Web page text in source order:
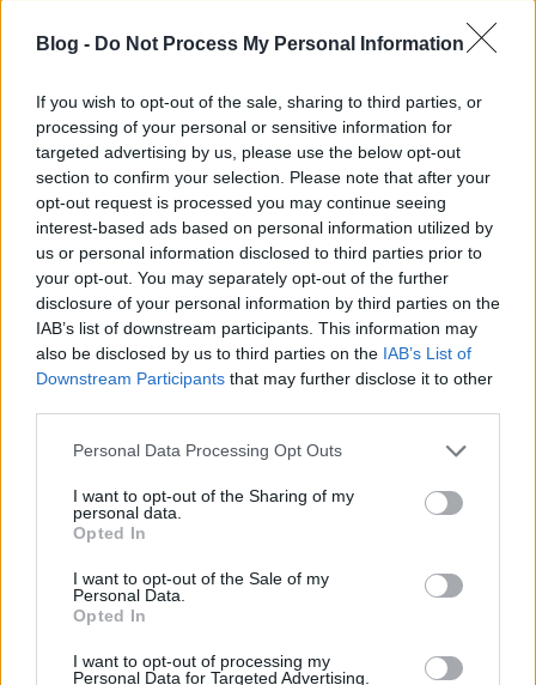
Blog - Do Not Process My Personal Information
If you wish to opt-out of the sale, sharing to third parties, or
processing of your personal or sensitive information for
targeted advertising by us, please use the below opt-out
section to confirm your selection. Please note that after your
opt-out request is processed you may continue seeing
interest-based ads based on personal information utilized by
us or personal information disclosed to third parties prior to
your opt-out. You may separately opt-out of the further
disclosure of your personal information by third parties on the
IAB’s list of downstream participants. This information may
also be disclosed by us to third parties on the IAB’s List of
Downstream Participants that may further disclose it to other
Please note that this website/app uses one or more Google
not limited to your visit or usage behaviour. You may click to
grant or deny consent to Google and its third-party tags to
use your data for below specified purposes in below Google
consent section.
Personal Data Processing Opt Outs
I want to opt-out of the Sharing of my
personal data.
Opted In
I want to opt-out of the Sale of my
Personal Data.
Opted In
I want to opt-out of processing my
Personal Data for Targeted Advertising.
rekordot állítson be, az tényleg váratlan volt. A
szultán közönségét ugyanis eddig alig befolyásolta
a hőmérséklet, vagy bármi, ami ellene futott, most…
Magyar nézettség: 26. hét -
Beváltatlan ígéret marad a Duna
török sorozata?
Jasinka Ádám•2016. július 04.